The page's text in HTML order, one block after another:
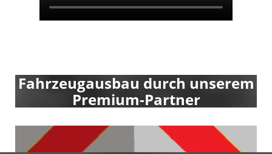
Fahrzeugausbau durch unserem
Premium-Partner